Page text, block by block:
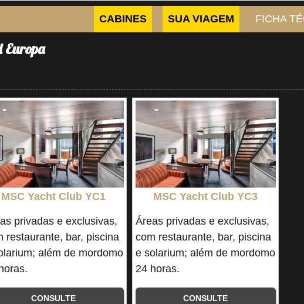
CABINES SUA VIAGEM FICHA
Europa
MSC Yacht Club YC1
privadas e exclusivas,
restaurante, bar, piscina
além de mordomo
CONSULTE
MSC Yacht Club YC3
Áreas privadas e exclusivas,
com restaurante, bar, piscina
e solarium; além de mordomo
24 horas.
CONSULTE